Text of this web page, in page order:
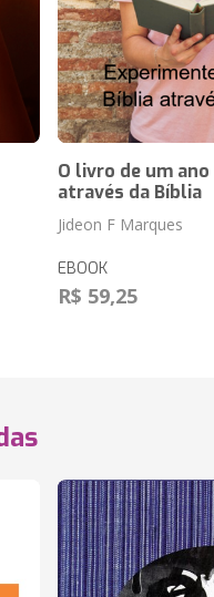
O livro de um
através da Bíblia
Jideon F Marques
EBOOK
R$ 59,25